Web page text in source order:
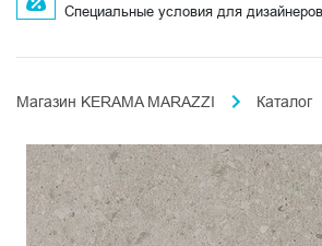
Специальные условия для
Магазин KERAMA MARAZZI Каталог